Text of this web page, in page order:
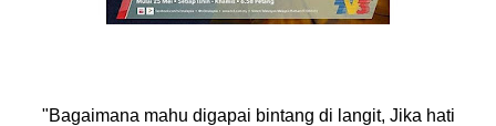
"Bagaimana mahu digapai bintang di langit, Jika hati